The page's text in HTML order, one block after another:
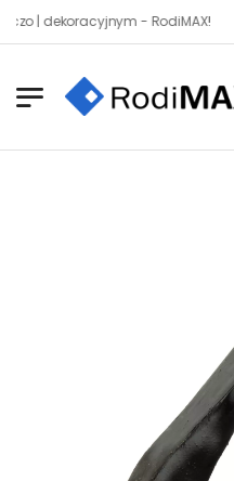
dekoracyjnym - RodiMAX!